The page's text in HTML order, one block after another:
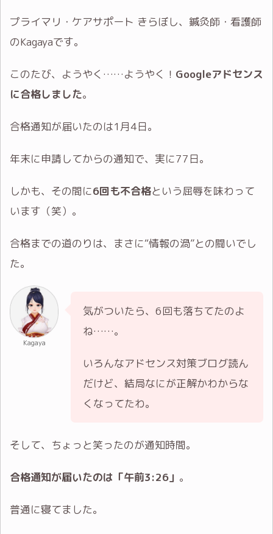
プライマリ・ケアサポート きらぼし、鍼灸師・看護師
のKagayaです。
このたび、ようやく……ようやく！ Googleアドセンス
に合格しました。
合格通知が届いたのは1月4日。
年末に申請してからの通知で、実に77日。
しかも、その間に6回も不合格という屈辱を味わって
います（笑）。
合格までの道のりは、まさに“情報の渦”との闘いでし
た。
Kagaya
気がついたら、6回も落ちてたのよ
ね……。
いろんなアドセンス対策ブログ読ん
だけど、結局なにが正解かわからな
くなってたわ。
そして、ちょっと笑ったのが通知時間。
合格通知が届いたのは「午前3:26」 。
普通に寝てました。